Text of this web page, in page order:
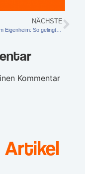
NÄCHSTE
Heimkino im Eigenheim: So gelingt die Gestaltung des Fernsehzimmers
Kommentar
Artikel